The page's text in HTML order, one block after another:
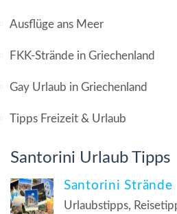
Ausflüge ans Meer
FKK-Strände in Griechenland
Gay Urlaub in Griechenland
Tipps Freizeit & Urlaub
Santorini Urlaub Tipps
Santorini Strände
Urlaubstipps,